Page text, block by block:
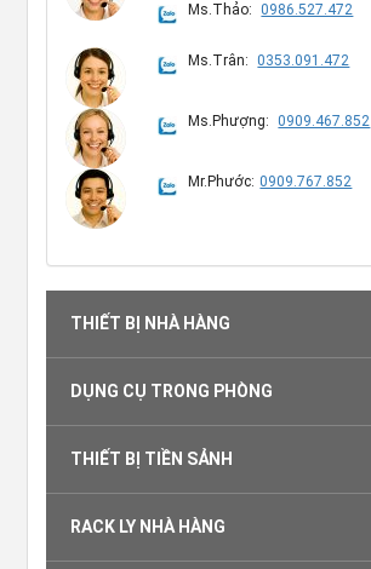
Ms.Thảo: 0986.527.472
Ms.Trân: 0353.091.472
Ms.Phượng: 0909.467.852
Mr.Phước: 0909.767.852
THIẾT BỊ NHÀ HÀNG
DỤNG CỤ TRONG PHÒNG
THIẾT BỊ TIỀN SẢNH
RACK LY NHÀ HÀNG